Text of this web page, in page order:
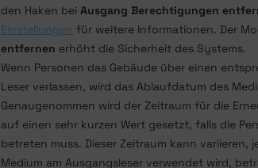
den Haken bei Ausgang Berechtigungen
Einstellungen für weitere Informationen. Der
entfernen erhöht die Sicherheit des Systems.
Wenn Personen das Gebäude über einen
Leser verlassen, wird das Ablaufdatum des
Genaugenommen wird der Zeitraum für die
auf einen sehr kurzen Wert gesetzt, falls die
betreten muss. Dieser Zeitraum kann variieren,
Medium am Ausgangsleser verwendet wird,